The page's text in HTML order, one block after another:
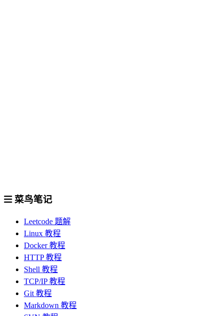
菜鸟笔记
Leetcode 题解
Linux 教程
Docker 教程
HTTP 教程
Shell 教程
TCP/IP 教程
Git 教程
Markdown 教程